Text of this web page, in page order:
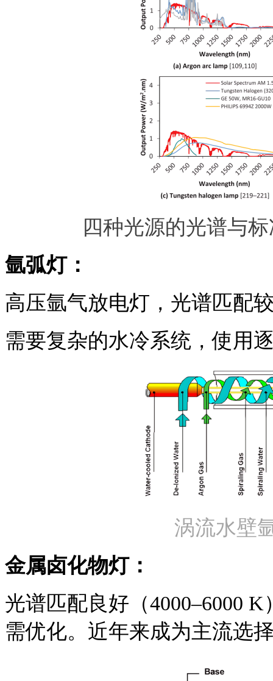
四种光源的光谱与
氩弧灯：
高压氩气放电灯，光谱匹配
需要复杂的水冷系统，使用
涡流水壁
金属卤化物灯：
光谱匹配良好（4000–6000
需优化。 近年来成为主流选